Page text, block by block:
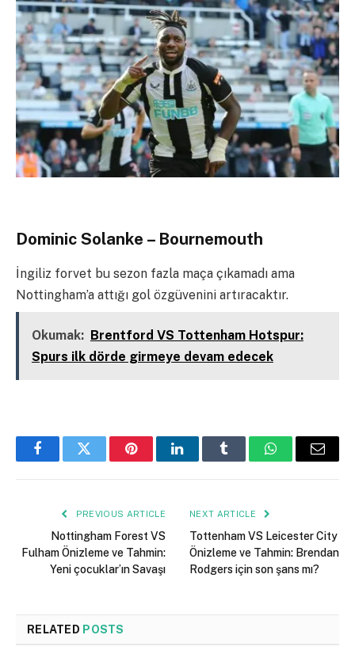
Dominic Solanke – Bournemouth
İngiliz forvet bu sezon fazla maça çıkamadı ama
Nottingham’a attığı gol özgüvenini artıracaktır.
Okumak: Brentford VS Tottenham Hotspur:
Spurs ilk dörde girmeye devam edecek
FacebookTwitter PinterestLinkedInTumblr WhatsAppEmail
PREVIOUS ARTICLE
Nottingham Forest VS
Fulham Önizleme ve Tahmin:
Yeni çocuklar’ın Savaşı
NEXT ARTICLE
Tottenham VS Leicester City
Önizleme ve Tahmin: Brendan
Rodgers için son şans mı?
RELATED POSTS